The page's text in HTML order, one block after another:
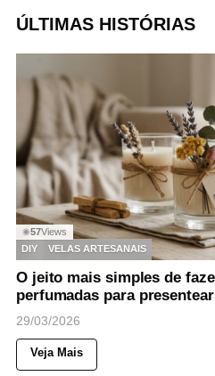
ÚLTIMAS HISTÓRIAS
◉57Views
DIY
VELAS ARTESANAIS
O jeito mais simples de
perfumadas para
29/03/2026
Veja Mais